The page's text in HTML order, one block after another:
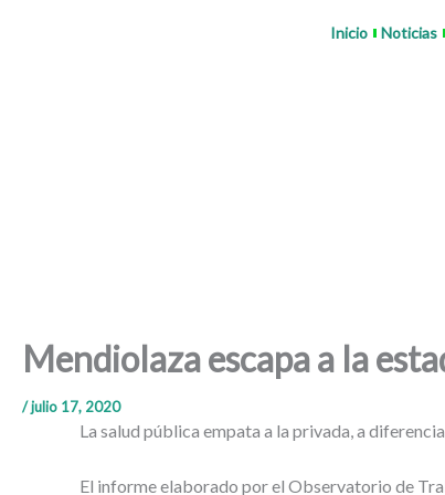
Inicio Noticias
Mendiolaza escapa a la
/julio 17, 2020
La salud pública empata a la privada, a
El informe elaborado por el Observatorio de